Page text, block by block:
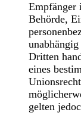
Empfänger
Behörde,
Dritten
eines
gelten